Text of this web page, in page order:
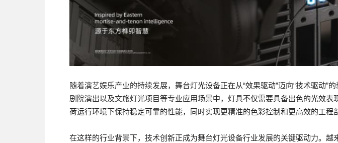
随着演艺娱乐产业的持续发展，舞台灯光设备正在从“效果驱动”迈向“技术驱动”的
剧院演出以及文旅灯光项目等专业应用场景中，灯具不仅需要具备出色的光效表
荷运行环境下保持稳定可靠的性能，同时实现更精准的色彩控制和更高效的工程
在这样的行业背景下，技术创新正成为舞台灯光设备行业发展的关键驱动力。越